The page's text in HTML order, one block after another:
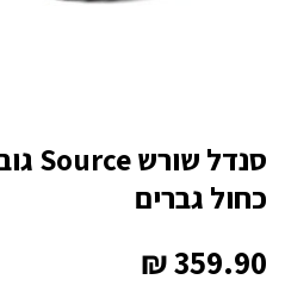
כחול גברים
₪359.90